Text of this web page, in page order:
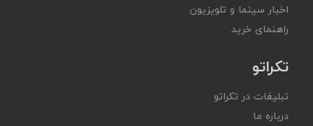
اخبار سینما و تلویزیون
راهنمای خرید
تکراتو
تبلیغات در تکراتو
درباره ما